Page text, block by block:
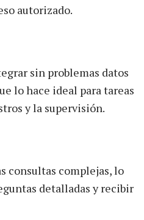
autorizado.
sin problemas datos
lo hace ideal para tareas
y la supervisión.
consultas complejas, lo
detalladas y recibir